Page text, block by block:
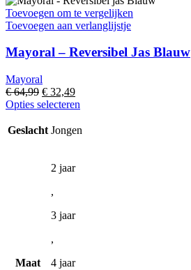
Toevoegen om te vergelijken
Toevoegen aan verlanglijstje
Mayoral – Reversibel Jas Blauw
Mayoral
€64,99 Oorspronkelijke
prijs
€ 64,99.
€ 32,49Huidige
prijs
€ 32,49.
Opties selecteren
heeft
Geslacht Jongen
Maat
2 jaar
,
3 jaar
,
4 jaar